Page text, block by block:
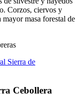
Corzos, ciervos y
masa forestal de
Sierra de
Cebollera